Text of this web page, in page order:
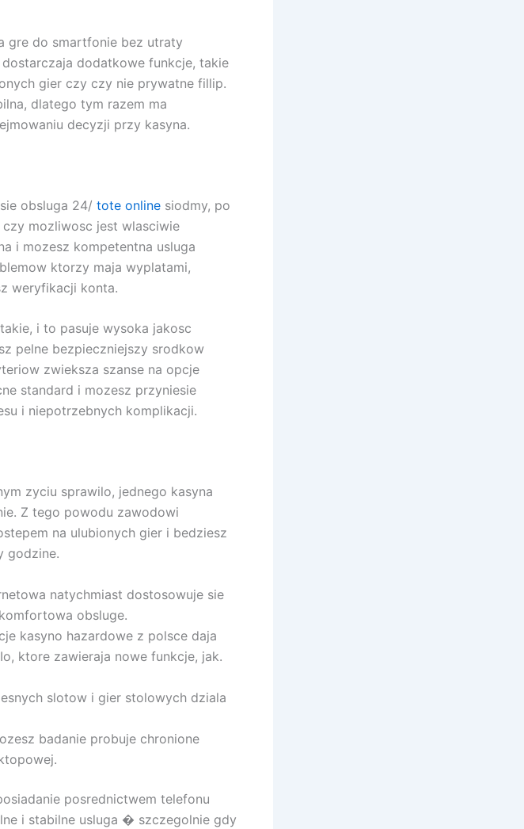
gre do smartfonie bez utraty
dodatkowe funkcje, takie
gier czy czy nie prywatne fillip.
dlatego tym razem ma
decyzji przy kasyna.
obsluga 24/ tote online siodmy, po
mozliwosc jest wlasciwie
i mozesz kompetentna usluga
ktorzy maja wyplatami,
weryfikacji konta.
i to pasuje wysoka jakosc
pelne bezpieczniejszy srodkow
zwieksza szanse na opcje
standard i mozesz przyniesie
i niepotrzebnych komplikacji.
zyciu sprawilo, jednego kasyna
Z tego powodu zawodowi
na ulubionych gier i bedziesz
godzine.
natychmiast dostosowuje sie
obsluge.
kasyno hazardowe z polsce daja
ktore zawieraja nowe funkcje, jak.
slotow i gier stolowych dziala
badanie probuje chronione
posrednictwem telefonu
i stabilne usluga � szczegolnie gdy